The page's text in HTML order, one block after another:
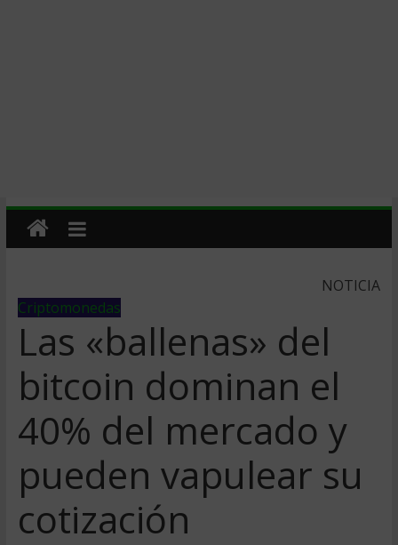
NOTICIA
Criptomonedas
Las «ballenas» del
bitcoin dominan el
40% del mercado y
pueden vapulear su
cotización